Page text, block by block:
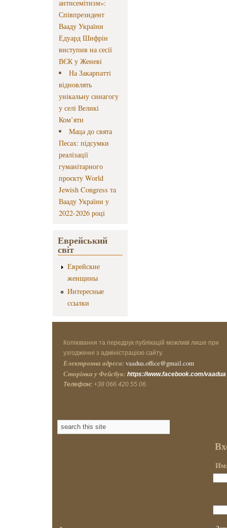
антисемітизм»:
Співпрезидент
Вааду України
Едуард Шифрін
виступив на сесії
ВЄК у Женеві
На Закарпатті
відновлять
унікальну синагогу
у селі Великі
Ком’яти
Маца до свята
Песах: підсумки
реалізації
гуманітарного
проєкту World
Jewish Congress та
Вааду України у
2022-2026 році
Еврейський
світ
Еврейские
женщины
Интересные
ссылки
Копіювання та передрук публікацій можливі лише при
узгодженні з адміністрацією сайту.
Електронна адреса: vaadua.office@gmail.com
Сторінка у Фейсбук: https://www.facebook.com/vaadua
Телефон: +38 066 420 55 06.